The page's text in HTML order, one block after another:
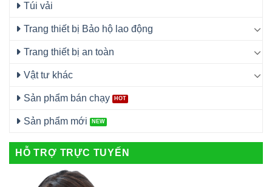
Túi vải
Trang thiết bị Bảo hộ lao động
Trang thiết bị an toàn
Vật tư khác
Sản phẩm bán chạy
Sản phẩm mới
HỖ TRỢ TRỰC TUYẾN